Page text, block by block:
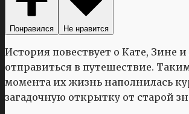
Понравился Не нравится
История повествует о Кате,
отправиться в путешествие.
момента их жизнь наполнилась
загадочную открытку от старой